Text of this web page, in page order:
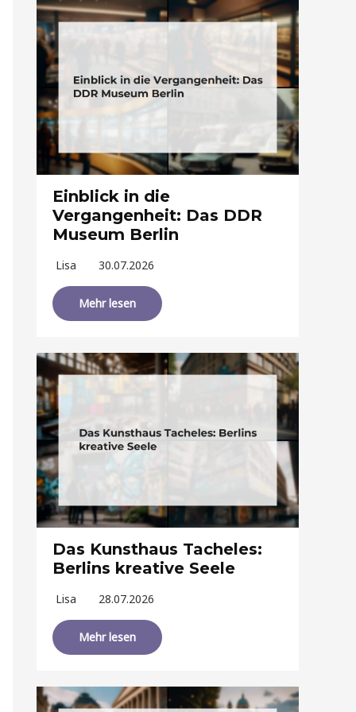
Einblick in die
Vergangenheit: Das DDR
Museum Berlin
Lisa 30.07.2026
Mehr lesen
Das Kunsthaus Tacheles:
Berlins kreative Seele
Lisa 28.07.2026
Mehr lesen